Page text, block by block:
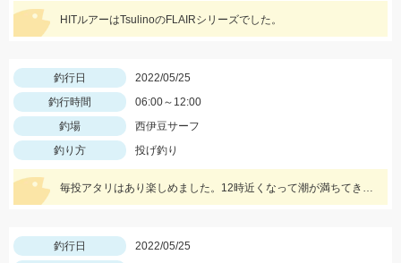
HITルアーはTsulinoのFLAIRシリーズでした。
釣行日
2022/05/25
釣行時間
06:00～12:00
釣場
西伊豆サーフ
釣り方
投げ釣り
毎投アタリはあり楽しめました。12時近くなって潮が満ちてきたらまた食い良くなりましたが、エサ切れで終了しました。エサは赤イソメでした。
釣行日
2022/05/25